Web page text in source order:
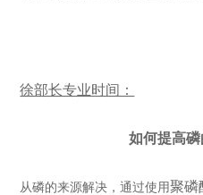
徐部长专业时间：
如何提高磷
从磷的来源解决，通过使用聚磷